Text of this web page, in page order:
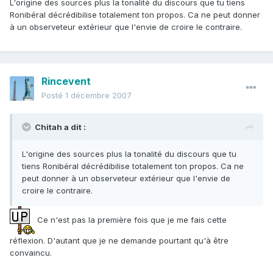
L'origine des sources plus la tonalité du discours que tu tiens
Ronibéral décrédibilise totalement ton propos. Ca ne peut donner
à un observeteur extérieur que l'envie de croire le contraire.
Rincevent
Posté 1 décembre 2007
Chitah a dit :
L'origine des sources plus la tonalité du discours que tu
tiens Ronibéral décrédibilise totalement ton propos. Ca ne
peut donner à un observeteur extérieur que l'envie de
croire le contraire.
Ce n'est pas la première fois que je me fais cette
réflexion. D'autant que je ne demande pourtant qu'à être
convaincu.